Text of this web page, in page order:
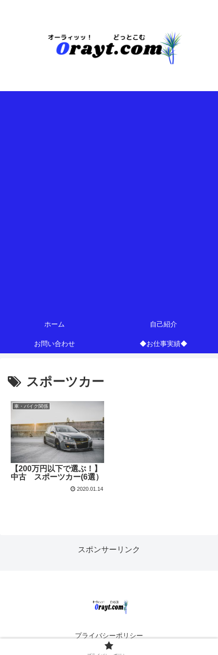
ホーム 自己紹介
お問い合わせ ◆お仕事実績◆
スポーツカー
車・バイク関係
【200万円以下で選ぶ！】
中古 スポーツカー(6選）
2020.01.14
スポンサーリンク
プライバシーポリシー
© 2020 Orayt!!.com.